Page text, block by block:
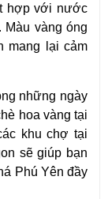
hợp với nước
vàng óng
mang lại cảm
những ngày
hoa vàng tại
khu chợ tại
sẽ giúp bạn
Phú Yên đầy